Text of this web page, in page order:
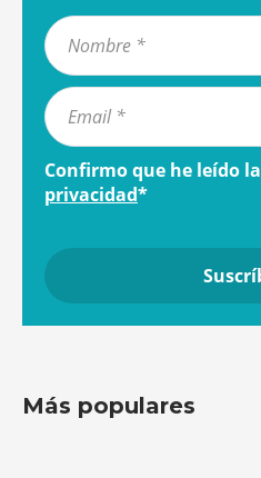
Confirmo que he leído la
privacidad*
Más populares